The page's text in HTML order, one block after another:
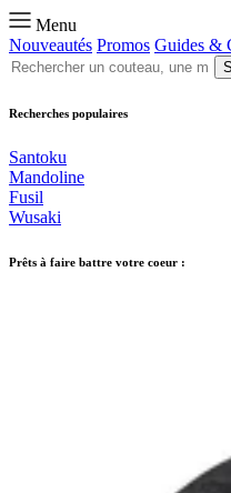
Menu
Nouveautés Promos Guides &
Recherches populaires
Santoku
Mandoline
Fusil
Wusaki
Prêts à faire battre votre coeur :